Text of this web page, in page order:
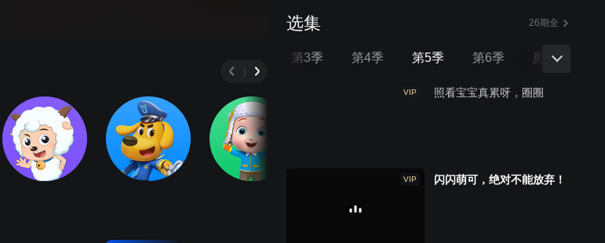
选集 26期全
第3季 第4季 第5季 第6季 魔法笑园
VIP 照看宝宝真累呀，圈圈
VIP 闪闪萌可，绝对不能放弃！